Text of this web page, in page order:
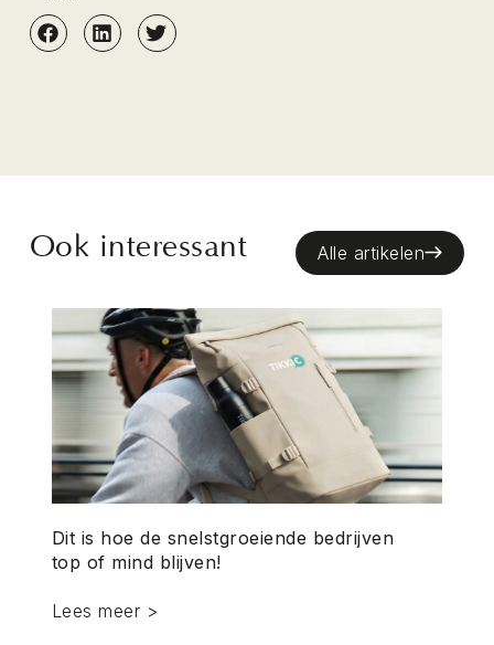
Ook interessant Alle artikelen
Dit is hoe de snelstgroeiende bedrijven
top of mind blijven!
Lees meer >